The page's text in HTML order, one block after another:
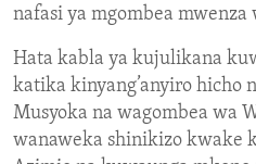
nafasi ya mgombea mwenza
Hata kabla ya kujulikana
katika kinyang’anyiro hicho
Musyoka na wagombea wa
wanaweka shinikizo kwake